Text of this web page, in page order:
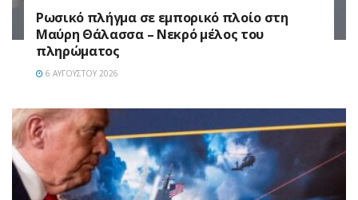
Ρωσικό πλήγμα σε εμπορικό πλοίο στη
Μαύρη Θάλασσα – Νεκρό μέλος του
πληρώματος
6 ΑΥΓΟΎΣΤΟΥ 2026